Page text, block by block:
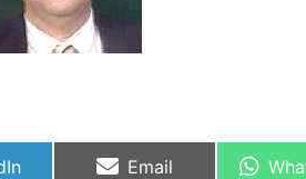
Compartir
Email